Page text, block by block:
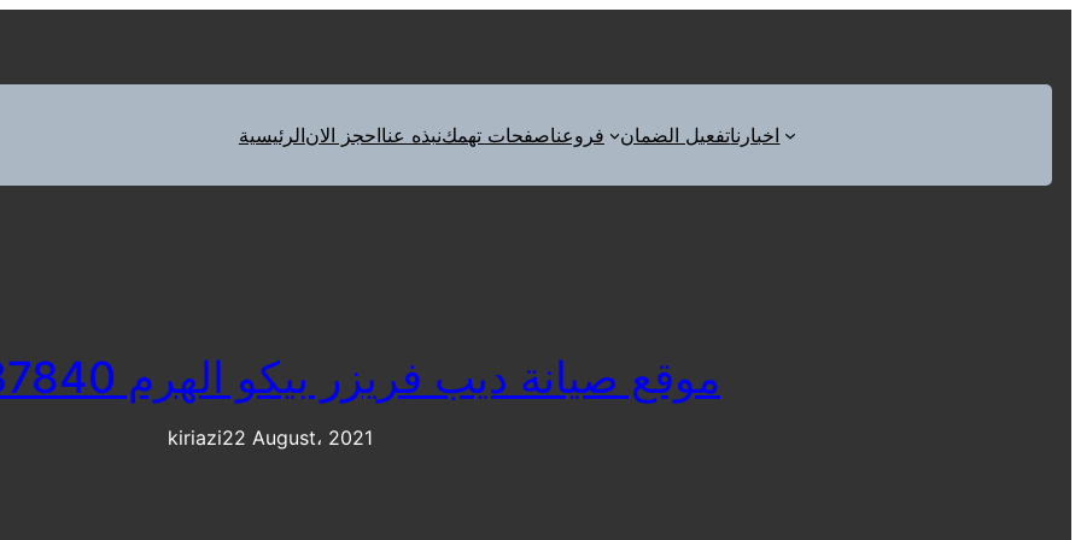
الرئيسيةاحجز الاننبذه عناصفحات تهمكفروعنا تفعيل الضماناخبارنا
موقع صيانة ديب فريزر بيكو الهرم 01060037840
kiriazi22 August، 2021